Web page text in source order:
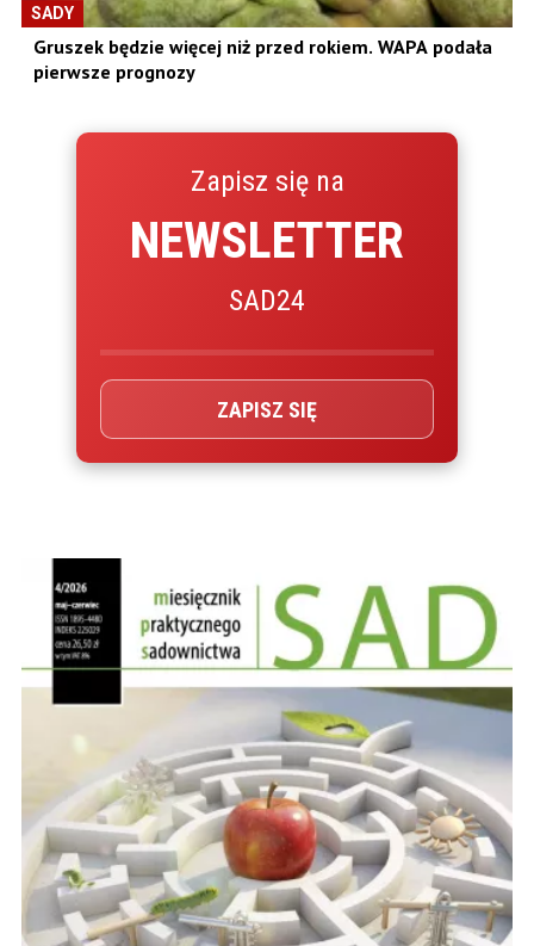
SADY
Gruszek będzie więcej niż przed rokiem. WAPA podała
pierwsze prognozy
Zapisz się na
NEWSLETTER
SAD24
ZAPISZ SIĘ